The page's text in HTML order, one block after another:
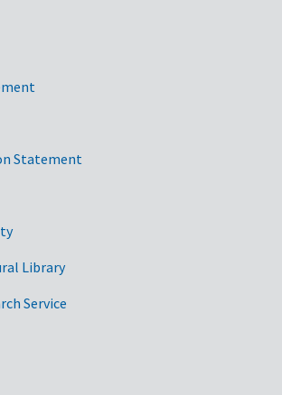
Statement
Library
Service